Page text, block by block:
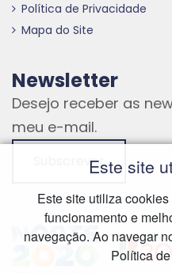
Política de Privacidade
Mapa do Site
Newsletter
Desejo receber as
meu e-mail.
Subscrever
Hiperligação externa
Este site
Este site utiliza
funcionamento e
navegação. Ao navegar
Política